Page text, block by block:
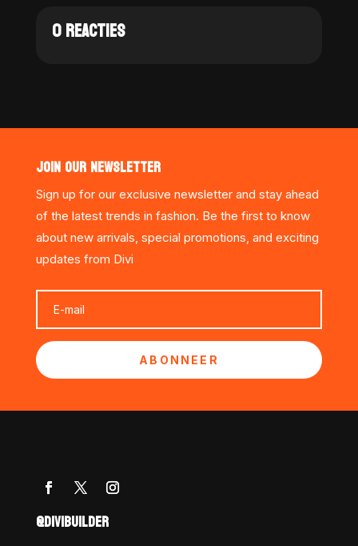
0 REACTIES
JOIN OUR NEWSLETTER
Sign up for our exclusive newsletter and stay ahead
of the latest trends in fashion. Be the first to know
about new arrivals, special promotions, and exciting
updates from Divi
ABONNEER
@DIVIBUILDER